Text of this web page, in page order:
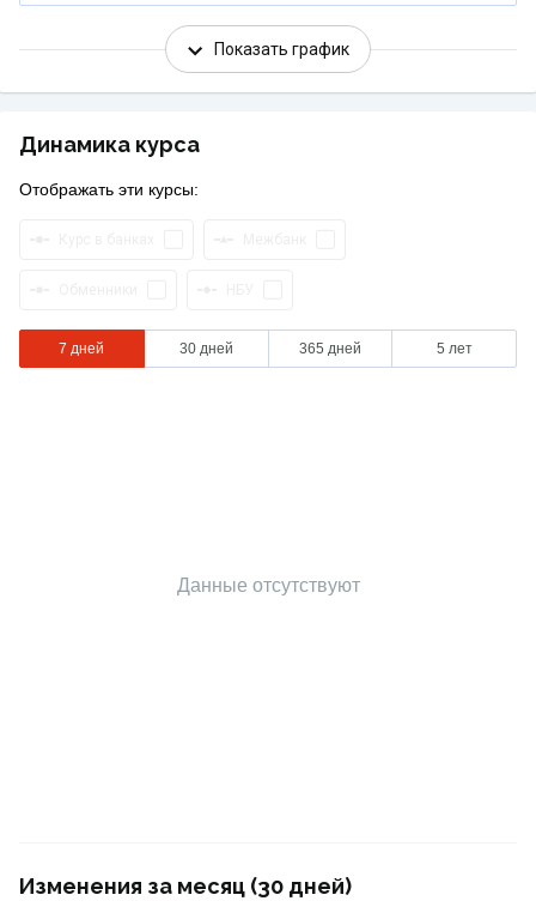
Показать график
Динамика курса
Отображать эти курсы:
7 дней 30 дней 365 дней 5 лет
Данные отсутствуют
Изменения за месяц (30 дней)